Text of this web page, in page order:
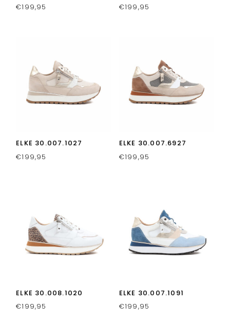
€199,95
€199,95
ELKE 30.007.1027
€199,95
ELKE 30.007.6927
€199,95
ELKE 30.008.1020
€199,95
ELKE 30.007.1091
€199,95